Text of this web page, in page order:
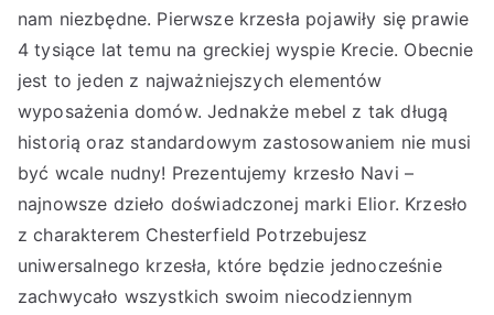
nam niezbędne. Pierwsze krzesła pojawiły się prawie
4 tysiące lat temu na greckiej wyspie Krecie. Obecnie
jest to jeden z najważniejszych elementów
wyposażenia domów. Jednakże mebel z tak długą
historią oraz standardowym zastosowaniem nie musi
być wcale nudny! Prezentujemy krzesło Navi –
najnowsze dzieło doświadczonej marki Elior. Krzesło
z charakterem Chesterfield Potrzebujesz
uniwersalnego krzesła, które będzie jednocześnie
zachwycało wszystkich swoim niecodziennym